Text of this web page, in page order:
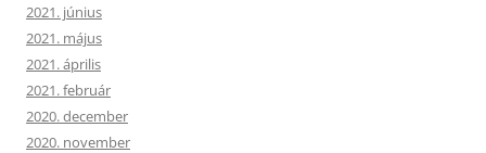
2021. június
2021. május
2021. április
2021. február
2020. december
2020. november